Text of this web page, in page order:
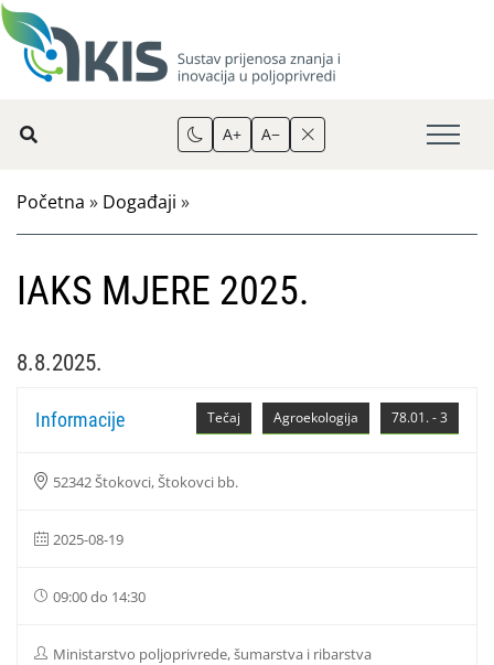
A+ A−
Početna » Događaji »
IAKS MJERE 2025.
8.8.2025.
78.01. - 3
Agroekologija
Tečaj
Informacije
52342 Štokovci, Štokovci bb.
2025-08-19
09:00 do 14:30
Ministarstvo poljoprivrede, šumarstva i ribarstva